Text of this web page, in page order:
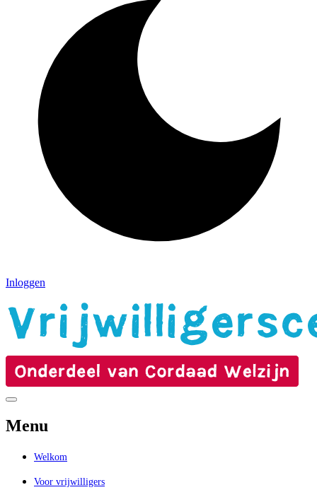
Inloggen
Menu
Welkom
Voor vrijwilligers